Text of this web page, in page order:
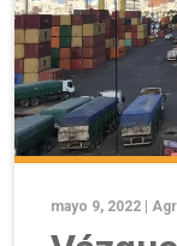
mayo 9, 2022 |